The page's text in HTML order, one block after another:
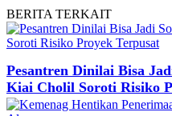
BERITA TERKAIT
Pesantren Dinilai Bisa
Kiai Cholil Soroti Risiko